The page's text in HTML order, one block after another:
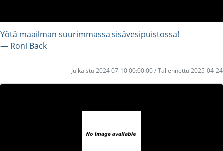
Yötä maailman suurimmassa sisävesipuistossa!
― Roni Back
Julkaistu 2024-07-10 00:00:00 / Tallennettu 2025-04-24